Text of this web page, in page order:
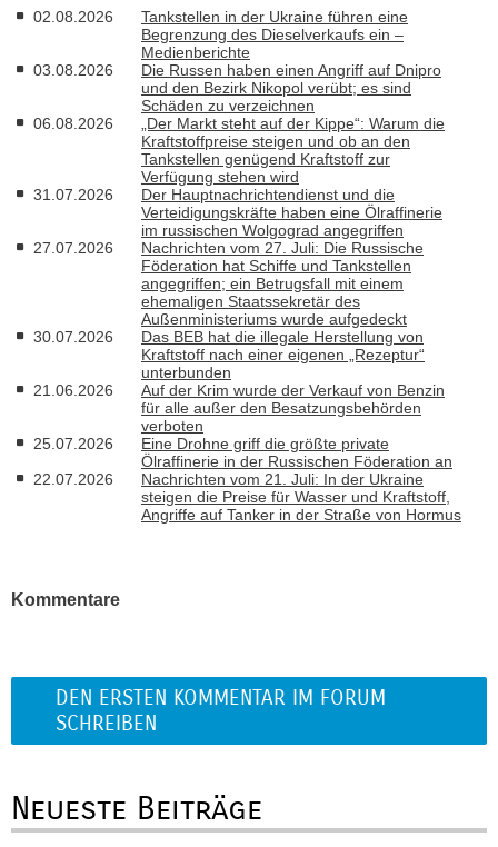
02.08.2026
Tankstellen in der Ukraine führen eine
Begrenzung des Dieselverkaufs ein –
Medienberichte
03.08.2026
Die Russen haben einen Angriff auf Dnipro
und den Bezirk Nikopol verübt; es sind
Schäden zu verzeichnen
06.08.2026
„Der Markt steht auf der Kippe“: Warum die
Kraftstoffpreise steigen und ob an den
Tankstellen genügend Kraftstoff zur
Verfügung stehen wird
31.07.2026
Der Hauptnachrichtendienst und die
Verteidigungskräfte haben eine Ölraffinerie
im russischen Wolgograd angegriffen
27.07.2026
Nachrichten vom 27. Juli: Die Russische
Föderation hat Schiffe und Tankstellen
angegriffen; ein Betrugsfall mit einem
ehemaligen Staatssekretär des
Außenministeriums wurde aufgedeckt
30.07.2026
Das BEB hat die illegale Herstellung von
Kraftstoff nach einer eigenen „Rezeptur“
unterbunden
21.06.2026
Auf der Krim wurde der Verkauf von Benzin
für alle außer den Besatzungsbehörden
verboten
25.07.2026
Eine Drohne griff die größte private
Ölraffinerie in der Russischen Föderation an
22.07.2026
Nachrichten vom 21. Juli: In der Ukraine
steigen die Preise für Wasser und Kraftstoff,
Angriffe auf Tanker in der Straße von Hormus
Kommentare
DEN ERSTEN KOMMENTAR IM FORUM
SCHREIBEN
Neueste Beiträge